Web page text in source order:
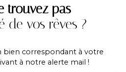
trouvez pas
de vos rêves ?
bien correspondant à votre
à notre alerte mail !